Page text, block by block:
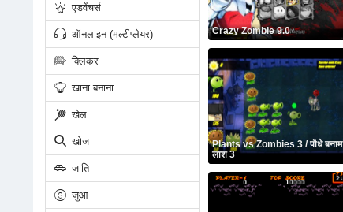
एडवेंचर्स
ऑनलाइन (मल्टीप्लेयर)
क्लिकर
खाना बनाना
खेल
खोज
जाति
जुआ
Crazy Zombie 9.0
Plants vs Zombies 3 / पौधे बनाम
लाश 3